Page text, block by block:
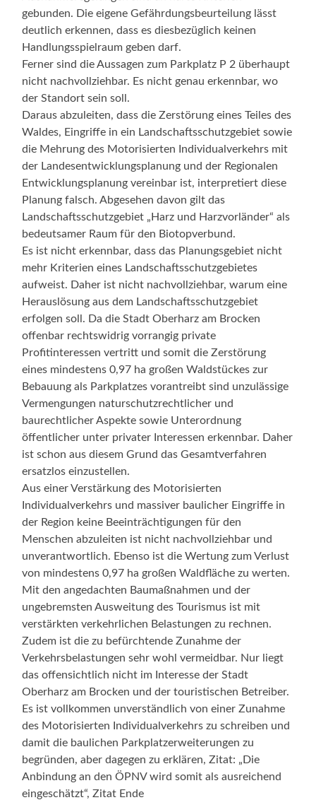
gebunden. Die eigene Gefährdungsbeurteilung lässt
deutlich erkennen, dass es diesbezüglich keinen
Handlungsspielraum geben darf.
Ferner sind die Aussagen zum Parkplatz P 2 überhaupt
nicht nachvollziehbar. Es nicht genau erkennbar, wo
der Standort sein soll.
Daraus abzuleiten, dass die Zerstörung eines Teiles des
Waldes, Eingriffe in ein Landschaftsschutzgebiet sowie
die Mehrung des Motorisierten Individualverkehrs mit
der Landesentwicklungsplanung und der Regionalen
Entwicklungsplanung vereinbar ist, interpretiert diese
Planung falsch. Abgesehen davon gilt das
Landschaftsschutzgebiet „Harz und Harzvorländer“ als
bedeutsamer Raum für den Biotopverbund.
Es ist nicht erkennbar, dass das Planungsgebiet nicht
mehr Kriterien eines Landschaftsschutzgebietes
aufweist. Daher ist nicht nachvollziehbar, warum eine
Herauslösung aus dem Landschaftsschutzgebiet
erfolgen soll. Da die Stadt Oberharz am Brocken
offenbar rechtswidrig vorrangig private
Profitinteressen vertritt und somit die Zerstörung
eines mindestens 0,97 ha großen Waldstückes zur
Bebauung als Parkplatzes vorantreibt sind unzulässige
Vermengungen naturschutzrechtlicher und
baurechtlicher Aspekte sowie Unterordnung
öffentlicher unter privater Interessen erkennbar. Daher
ist schon aus diesem Grund das Gesamtverfahren
ersatzlos einzustellen.
Aus einer Verstärkung des Motorisierten
Individualverkehrs und massiver baulicher Eingriffe in
der Region keine Beeinträchtigungen für den
Menschen abzuleiten ist nicht nachvollziehbar und
unverantwortlich. Ebenso ist die Wertung zum Verlust
von mindestens 0,97 ha großen Waldfläche zu werten.
Mit den angedachten Baumaßnahmen und der
ungebremsten Ausweitung des Tourismus ist mit
verstärkten verkehrlichen Belastungen zu rechnen.
Zudem ist die zu befürchtende Zunahme der
Verkehrsbelastungen sehr wohl vermeidbar. Nur liegt
das offensichtlich nicht im Interesse der Stadt
Oberharz am Brocken und der touristischen Betreiber.
Es ist vollkommen unverständlich von einer Zunahme
des Motorisierten Individualverkehrs zu schreiben und
damit die baulichen Parkplatzerweiterungen zu
begründen, aber dagegen zu erklären, Zitat: „Die
Anbindung an den ÖPNV wird somit als ausreichend
eingeschätzt“, Zitat Ende